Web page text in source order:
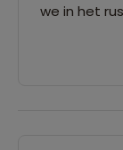
we in het